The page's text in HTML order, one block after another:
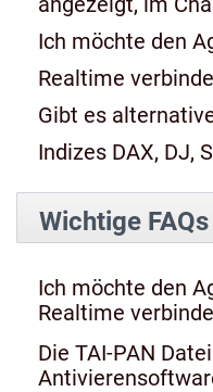
Ich möchte den
Realtime
Gibt es
Indizes DAX, DJ,
Wichtige FAQs
Ich möchte den
Realtime
Die TAI-PAN